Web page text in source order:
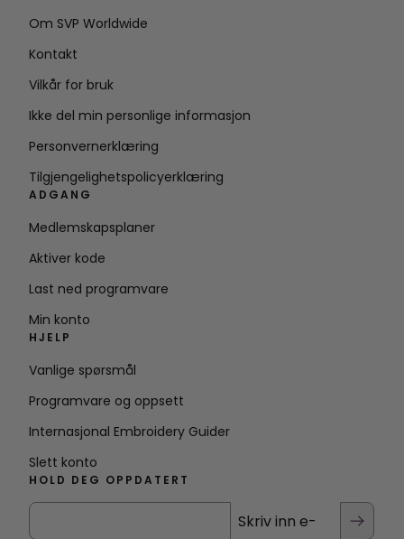
Om SVP Worldwide
Kontakt
Vilkår for bruk
Ikke del min personlige informasjon
Personvernerklæring
Tilgjengelighetspolicyerklæring
ADGANG
Medlemskapsplaner
Aktiver kode
Last ned programvare
Min konto
HJELP
Vanlige spørsmål
Programvare og oppsett
Internasjonal Embroidery Guider
Slett konto
HOLD DEG OPPDATERT
Skriv inn e-